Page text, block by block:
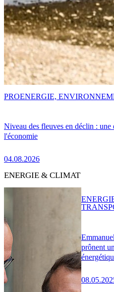
Niveau des fleuves en déclin :
l'économie
04.08.2026
PROENERGIE,
ENERGIE & CLIMAT
prônent